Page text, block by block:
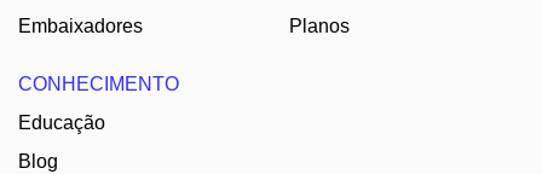
Embaixadores
Planos
CONHECIMENTO
Educação
Blog